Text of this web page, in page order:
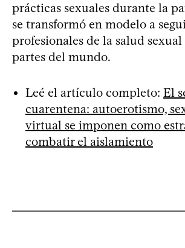
prácticas sexuales durante la
se transformó en modelo a
profesionales de la salud
partes del mundo.
Leé el artículo completo: El
cuarentena: autoerotismo,
virtual se imponen como
combatir el aislamiento